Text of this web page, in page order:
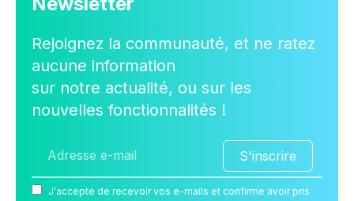
Rejoignez la communauté, et ne ratez
aucune information
sur notre actualité, ou sur les
nouvelles fonctionnalités !
S'inscrire
J'accepte de recevoir vos e-mails et confirme avoir pris